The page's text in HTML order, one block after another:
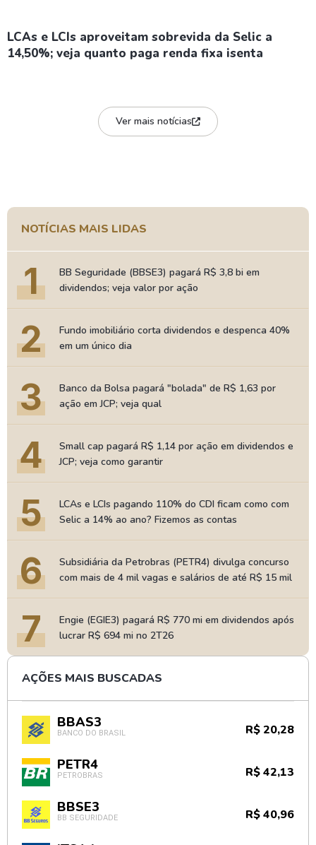
LCAs e LCIs aproveitam sobrevida da Selic a
14,50%; veja quanto paga renda fixa isenta
Ver mais notícias
NOTÍCIAS MAIS LIDAS
1
BB Seguridade (BBSE3) pagará R$ 3,8 bi em
dividendos; veja valor por ação
2
Fundo imobiliário corta dividendos e despenca 40%
em um único dia
3
Banco da Bolsa pagará "bolada" de R$ 1,63 por
ação em JCP; veja qual
4
Small cap pagará R$ 1,14 por ação em dividendos e
JCP; veja como garantir
5
LCAs e LCIs pagando 110% do CDI ficam como com
Selic a 14% ao ano? Fizemos as contas
6
Subsidiária da Petrobras (PETR4) divulga concurso
com mais de 4 mil vagas e salários de até R$ 15 mil
7
Engie (EGIE3) pagará R$ 770 mi em dividendos após
lucrar R$ 694 mi no 2T26
AÇÕES MAIS BUSCADAS
BBAS3
BANCO DO BRASIL R$ 20,28
PETR4
PETROBRAS R$ 42,13
BBSE3
BB SEGURIDADE R$ 40,96